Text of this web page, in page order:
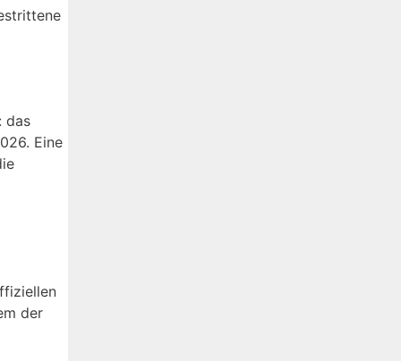
das
Eine
der